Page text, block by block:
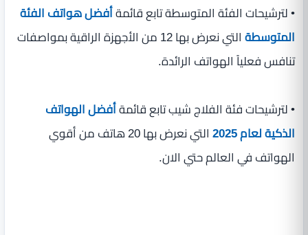
• لترشيحات الفئة المتوسطة تابع قائمةأفضل هواتف الفئة
المتوسطة
التي نعرض بها 12 من الأجهزة الراقية بمواصفات
تنافس فعلياً الهواتف الرائدة.
• لترشيحات فئة الفلاج شيب تابع قائمةأفضل الهواتف
الذكية لعام 2025
التي نعرض بها 20 هاتف من أقوي
الهواتف في العالم حتي الان.